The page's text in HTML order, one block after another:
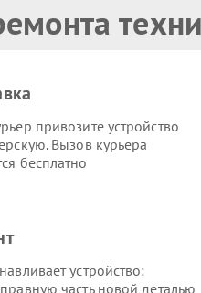
привозите устройство
Вызов курьера
бесплатно
устройство:
часть новой деталью